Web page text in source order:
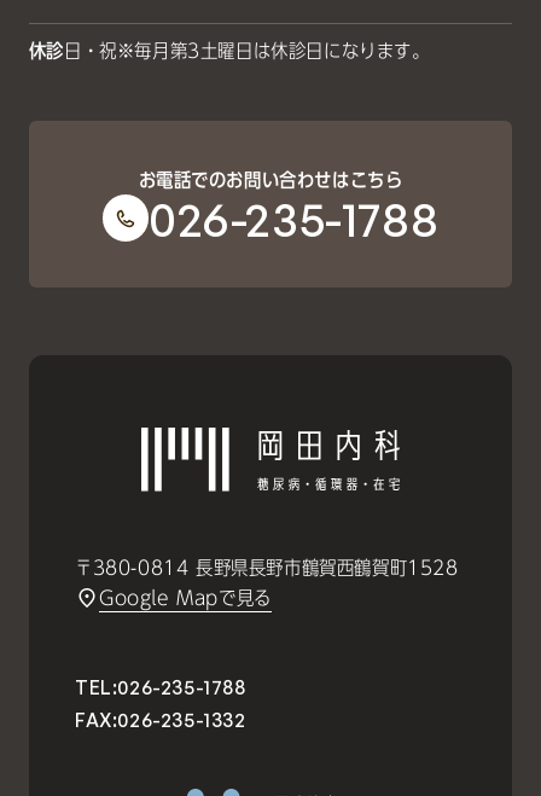
休診 日・祝※毎月第3土曜日は休診日になります。
お電話でのお問い合わせはこちら
026-235-1788
〒380-0814 長野県長野市鶴賀西鶴賀町1528
Google Mapで見る
TEL:026-235-1788
FAX:026-235-1332